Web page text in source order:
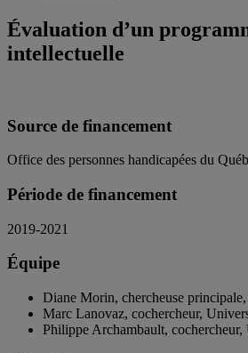
Évaluation d’un
intellectuelle
Source de financement
Office des personnes handicapées du
​Période de financement
2019-2021
​Équipe
Diane Morin, chercheuse
Marc Lanovaz, cochercheur,
Philippe Archambault,